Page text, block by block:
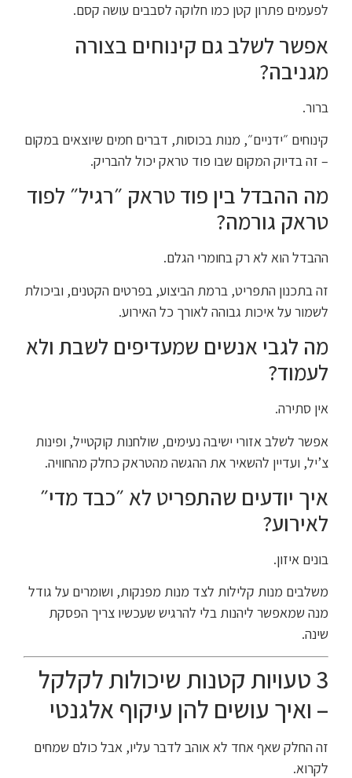
לפעמים פתרון קטן כמו חלוקה לסבבים עושה קסם.
אפשר לשלב גם קינוחים בצורה
מגניבה?
ברור.
קינוחים ״ידניים״, מנות בכוסות, דברים חמים שיוצאים במקום
– זה בדיוק המקום שבו פוד טראק יכול להבריק.
מה ההבדל בין פוד טראק ״רגיל״ לפוד
טראק גורמה?
ההבדל הוא לא רק בחומרי הגלם.
זה בתכנון התפריט, ברמת הביצוע, בפרטים הקטנים, וביכולת
לשמור על איכות גבוהה לאורך כל האירוע.
מה לגבי אנשים שמעדיפים לשבת ולא
לעמוד?
אין סתירה.
אפשר לשלב אזורי ישיבה נעימים, שולחנות קוקטייל, ופינות
צ’יל, ועדיין להשאיר את ההגשה מהטראק כחלק מהחוויה.
איך יודעים שהתפריט לא ״כבד מדי״
לאירוע?
בונים איזון.
משלבים מנות קלילות לצד מנות מפנקות, ושומרים על גודל
מנה שמאפשר ליהנות בלי להרגיש שעכשיו צריך הפסקת
שינה.
3 טעויות קטנות שיכולות לקלקל
– ואיך עושים להן עיקוף אלגנטי
זה החלק שאף אחד לא אוהב לדבר עליו, אבל כולם שמחים
לקרוא.